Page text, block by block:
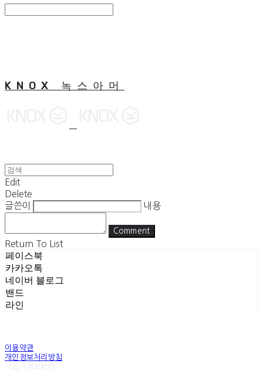
KNOX 녹스아머
Edit
Delete
글쓴이
내용
Comment
Return To List
페이스북
카카오톡
네이버 블로그
밴드
라인
이용약관
개인정보처리방침